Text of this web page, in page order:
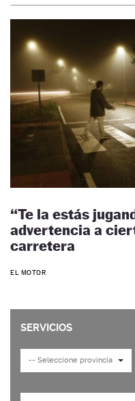
“Te la estás
advertencia a
carretera
EL MOTOR